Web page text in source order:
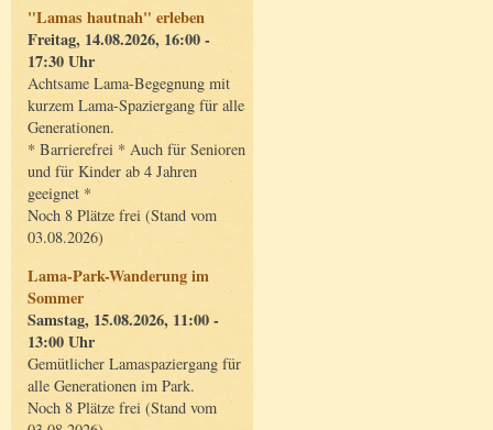
"Lamas hautnah" erleben
Freitag, 14.08.2026, 16:00 -
17:30 Uhr
Achtsame Lama-Begegnung mit
kurzem Lama-Spaziergang für alle
Generationen.
* Barrierefrei * Auch für Senioren
und für Kinder ab 4 Jahren
geeignet *
Noch 8 Plätze frei (Stand vom
03.08.2026)
Lama-Park-Wanderung im
Sommer
Samstag, 15.08.2026, 11:00 -
13:00 Uhr
Gemütlicher Lamaspaziergang für
alle Generationen im Park.
Noch 8 Plätze frei (Stand vom